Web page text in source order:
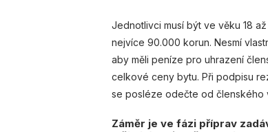
Jednotlivci musí být ve věku 18
nejvíce 90.000 korun. Nesmí
aby měli peníze pro uhrazení
celkové ceny bytu. Při podpisu
se posléze odečte od členského
Záměr je ve fázi příprav